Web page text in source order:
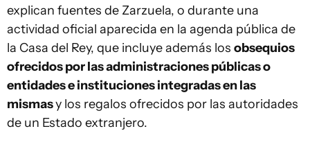
explican fuentes de Zarzuela, o durante una
actividad oficial aparecida en la agenda pública de
la Casa del Rey, que incluye además los obsequios
ofrecidos por las administraciones públicas o
entidades e instituciones integradas en las
mismasy los regalos ofrecidos por las autoridades
de un Estado extranjero.